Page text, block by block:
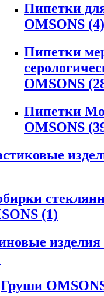
Пипетки
OMSONS (4)
Пипетки
OMSONS
Пипетки
OMSONS
(1)
Груши